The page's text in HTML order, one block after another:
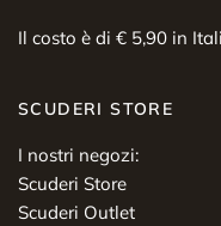
Il costo è di € 5,90 in
SCUDERI STORE
I nostri negozi:
Scuderi Store
Scuderi Outlet